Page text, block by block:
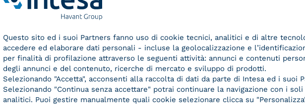
Questo sito ed i suoi Partners fanno uso di cookie tecnici, analitici e di altre
accedere ed elaborare dati personali - incluse la geolocalizzazione e
per finalità di profilazione attraverso le seguenti attività: annunci e contenuti
degli annunci e del contenuto, ricerche di mercato e sviluppo di prodotti.
Selezionando "Accetta", acconsenti alla raccolta di dati da parte di Intesa ed i suoi
Selezionando "Continua senza accettare" potrai continuare la navigazione con i
analitici. Puoi gestire manualmente quali cookie selezionare clicca su